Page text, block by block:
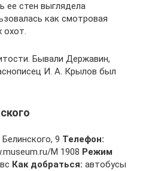
ее стен выглядела
как смотровая
охот.
Бывали Державин,
И. А. Крылов был
9 Телефон:
M 1908 Режим
Как добраться: автобусы